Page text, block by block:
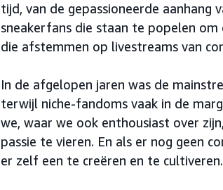
tijd, van de gepassioneerde
sneakerfans die staan te popelen
die afstemmen op livestreams van
In de afgelopen jaren was de
terwijl niche-fandoms vaak in de
we, waar we ook enthousiast over
passie te vieren. En als er nog geen
er zelf een te creëren en te cultiveren.